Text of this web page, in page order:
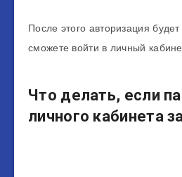
После этого авторизация
сможете войти в личный
Что делать, если
личного кабинета